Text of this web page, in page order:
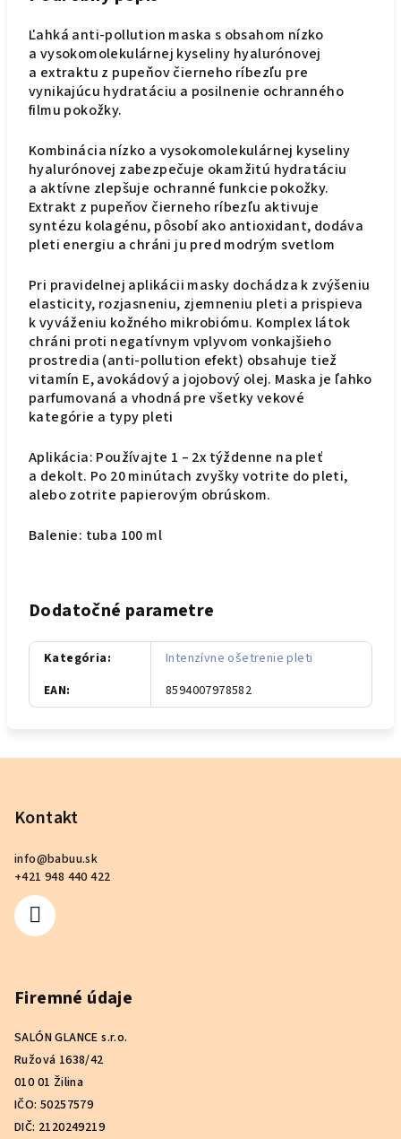
Ľahká anti-pollution maska s obsahom nízko
a vysokomolekulárnej kyseliny hyalurónovej
a extraktu z pupeňov čierneho ríbezľu pre
vynikajúcu hydratáciu a posilnenie ochranného
filmu pokožky.
Kombinácia nízko a vysokomolekulárnej kyseliny
hyalurónovej zabezpečuje okamžitú hydratáciu
a aktívne zlepšuje ochranné funkcie pokožky.
Extrakt z pupeňov čierneho ríbezľu aktivuje
syntézu kolagénu, pôsobí ako antioxidant, dodáva
pleti energiu a chráni ju pred modrým svetlom
Pri pravidelnej aplikácii masky dochádza k zvýšeniu
elasticity, rozjasneniu, zjemneniu pleti a prispieva
k vyváženiu kožného mikrobiómu. Komplex látok
chráni proti negatívnym vplyvom vonkajšieho
prostredia (anti-pollution efekt) obsahuje tiež
vitamín E, avokádový a jojobový olej. Maska je ľahko
parfumovaná a vhodná pre všetky vekové
kategórie a typy pleti
Aplikácia: Používajte 1 – 2x týždenne na pleť
a dekolt. Po 20 minútach zvyšky votrite do pleti,
alebo zotrite papierovým obrúskom.
Balenie: tuba 100 ml
Dodatočné parametre
Kategória:
Intenzívne ošetrenie pleti
EAN: 8594007978582
Kontakt
info@babuu.sk
+421 948 440 422
Firemné údaje
SALÓN GLANCE s.r.o.
Ružová 1638/42
010 01 Žilina
IČO: 50257579
DIČ: 2120249219